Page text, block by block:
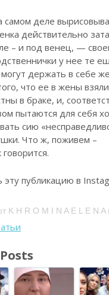
самом деле
действительно
– и под венец, —
у нее те
держать в себе
что ее в жены
в браке, и,
пытаются для себя
сию
Что ж, поживем –
эту публикацию в
K H R O M I N A E L E N